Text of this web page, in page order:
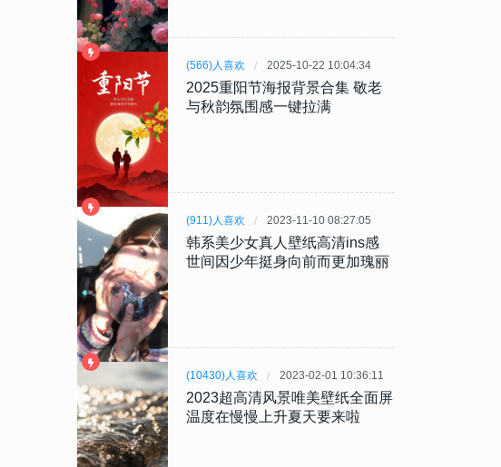
(566)人喜欢 2025-10-22 10:04:34
2025重阳节海报背景合集 敬老
与秋韵氛围感一键拉满
(911)人喜欢 2023-11-10 08:27:05
韩系美少女真人壁纸高清ins感
世间因少年挺身向前而更加瑰丽
(10430)人喜欢 2023-02-01 10:36:11
2023超高清风景唯美壁纸全面屏
温度在慢慢上升夏天要来啦